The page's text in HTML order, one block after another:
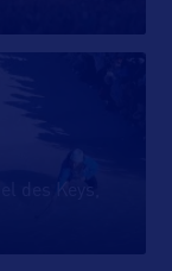
des Keys,